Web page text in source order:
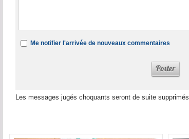
Me notifier l'arrivée de nouveaux commentaires
Les messages jugés choquants seront de suite supprimés